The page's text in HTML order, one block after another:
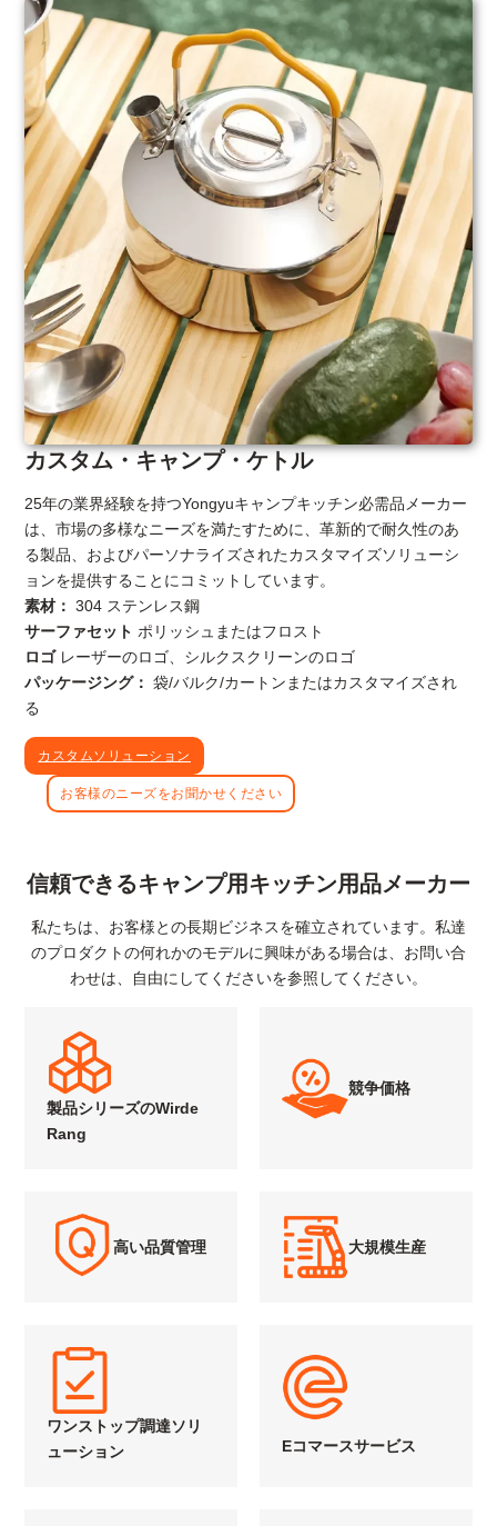
カスタム・キャンプ・ケトル
25年の業界経験を持つYongyuキャンプキッチン必需品メーカー
は、市場の多様なニーズを満たすために、革新的で耐久性のあ
る製品、およびパーソナライズされたカスタマイズソリューシ
ョンを提供することにコミットしています。
素材： 304 ステンレス鋼
サーファセット ポリッシュまたはフロスト
ロゴレーザーのロゴ、シルクスクリーンのロゴ
パッケージング： 袋/バルク/カートンまたはカスタマイズされ
る
カスタムソリューション
お客様のニーズをお聞かせください
信頼できるキャンプ用キッチン用品メーカー
私たちは、お客様との長期ビジネスを確立されています。私達
のプロダクトの何れかのモデルに興味がある場合は、お問い合
わせは、自由にしてくださいを参照してください。
製品シリーズのWirde
Rang
競争価格
高い品質管理 大規模生産
ワンストップ調達ソリ
ューション
Eコマースサービス